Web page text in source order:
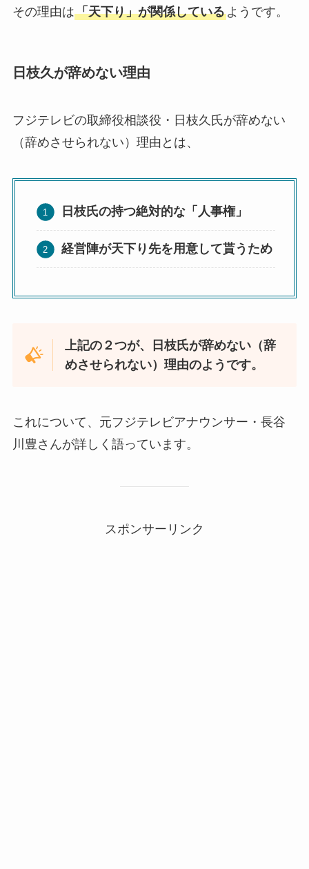
その理由は「天下り」が関係しているようです。
日枝久が辞めない理由
フジテレビの取締役相談役・日枝久氏が辞めない
（辞めさせられない）理由とは、
日枝氏の持つ絶対的な「人事権」
経営陣が天下り先を用意して貰うため
上記の２つが、日枝氏が辞めない（辞
めさせられない）理由のようです。
これについて、元フジテレビアナウンサー・長谷
川豊さんが詳しく語っています。
スポンサーリンク